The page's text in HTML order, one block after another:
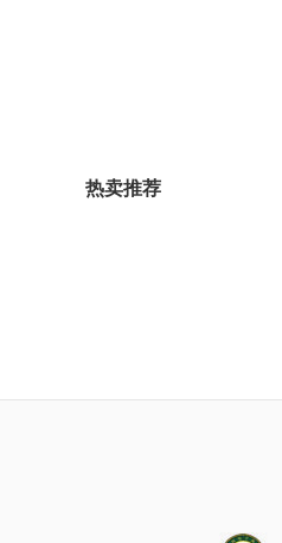
热卖推荐